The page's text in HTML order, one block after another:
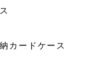
カードケース